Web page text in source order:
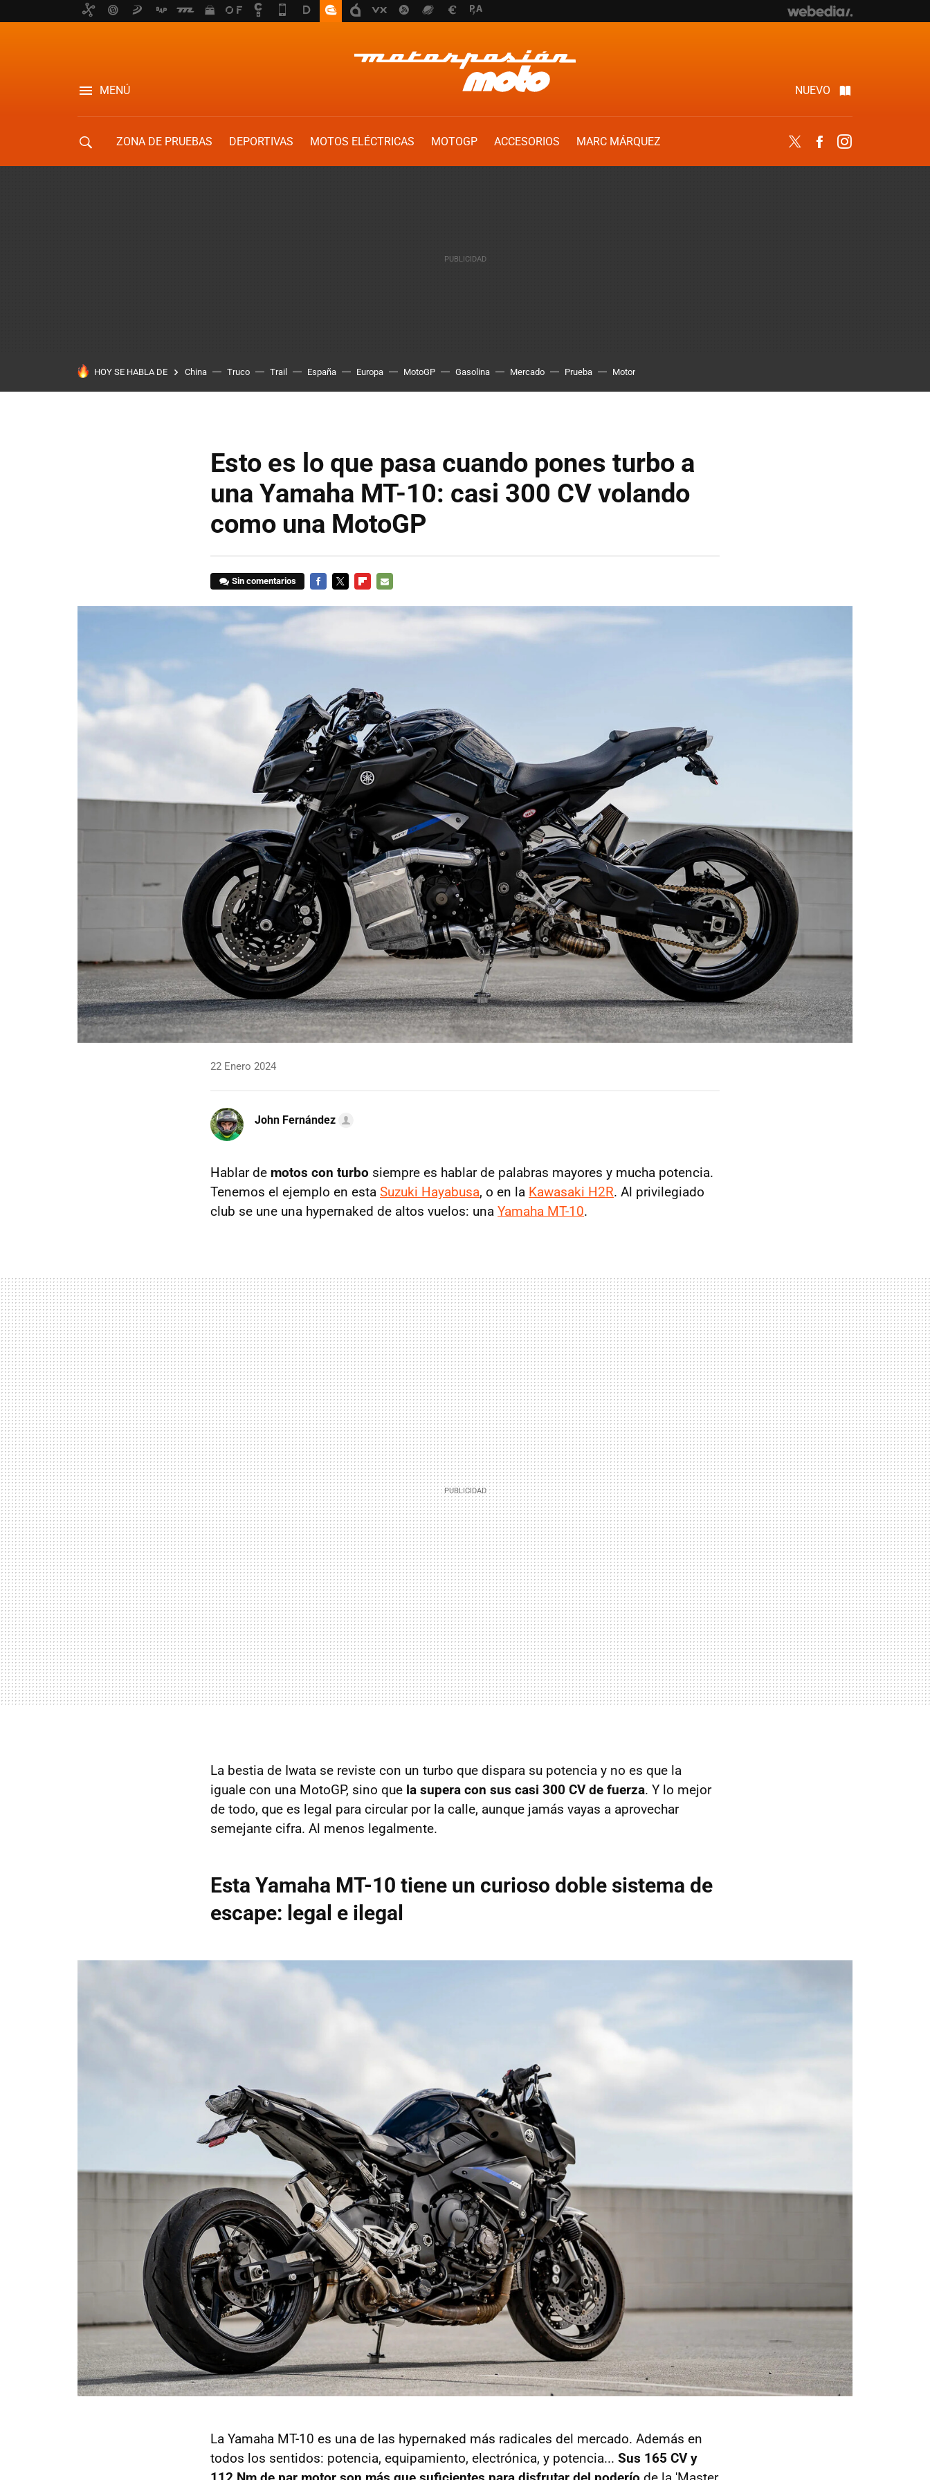
MENÚ NUEVO
ZONA DE PRUEBAS DEPORTIVAS MOTOS ELÉCTRICAS MOTOGP ACCESORIOS
MARC MÁRQUEZ
Twitter Facebook
HOY SE HABLA DE China Truco Trail España Europa MotoGP Gasolina Mercado Prueba Motor
Esto es lo que pasa cuando pones turbo a
una Yamaha MT-10: casi 300 CV volando
como una MotoGP
Sin comentarios
MAIL
22 Enero 2024
John Fernández
Hablar de motos con turbo siempre es hablar de palabras mayores y mucha potencia.
Tenemos el ejemplo en esta Suzuki Hayabusa, o en la Kawasaki H2R. Al privilegiado
club se une una hypernaked de altos vuelos: una Yamaha MT-10.
La bestia de Iwata se reviste con un turbo que dispara su potencia y no es que la
iguale con una MotoGP, sino que la supera con sus casi 300 CV de fuerza. Y lo mejor
de todo, que es legal para circular por la calle, aunque jamás vayas a aprovechar
semejante cifra. Al menos legalmente.
Esta Yamaha MT-10 tiene un curioso doble sistema de
escape: legal e ilegal
La Yamaha MT-10 es una de las hypernaked más radicales del mercado. Además en
todos los sentidos: potencia, equipamiento, electrónica, y potencia... Sus 165 CV y